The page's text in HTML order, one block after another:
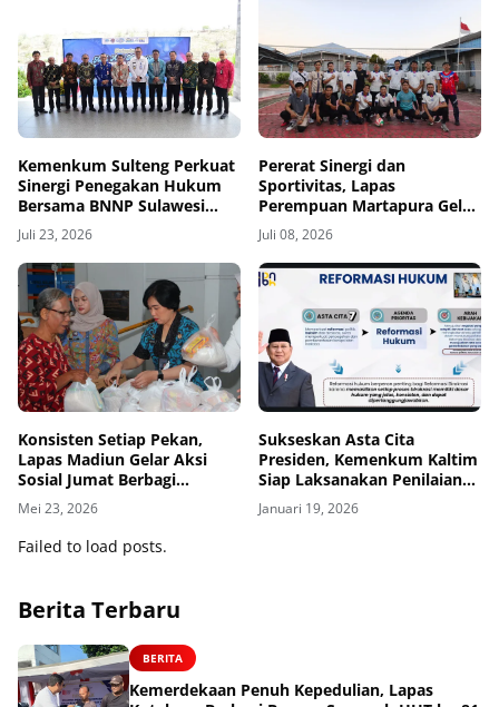
Kemenkum Sulteng Perkuat
Sinergi Penegakan Hukum
Bersama BNNP Sulawesi
Tengah
Juli 23, 2026
Pererat Sinergi dan
Sportivitas, Lapas
Perempuan Martapura Gelar
Pertandingan Persahabatan
Bersama LPKA Martapura
Juli 08, 2026
Konsisten Setiap Pekan,
Lapas Madiun Gelar Aksi
Sosial Jumat Berbagi
Sembako
Mei 23, 2026
Sukseskan Asta Cita
Presiden, Kemenkum Kaltim
Siap Laksanakan Penilaian
IRH Tahun 2026
Januari 19, 2026
Failed to load posts.
Berita Terbaru
BERITA
Kemerdekaan Penuh Kepedulian, Lapas